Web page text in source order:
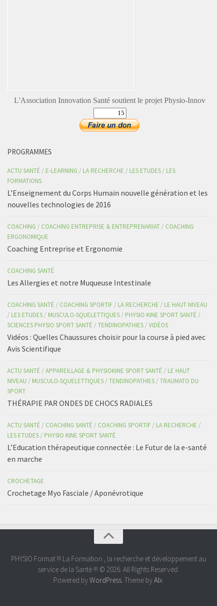
L'Association Innovation Santé soutient le projet Physio-Innov
PROGRAMMES
ACTU SANTÉ / E-LEARNING / LA RECHERCHE / LES ETUDES / LES
FORMATIONS
L’Enseignement du Corps Humain nouvelle génération et les
nouvelles technologies de 2016
COACHING / COACHING ENTREPRISE & ENTREPRENARIAT / COACHING
ERGONOMIQUE
Coaching Entreprise et Ergonomie
COACHING SANTÉ
Les Allergies et notre Muqueuse Intestinale
COACHING SANTÉ / COACHING SPORTIF / LA RECHERCHE / LE HAUT NIVEAU
/ LES ETUDES / MUSCULO-SQUELETTIQUES / PHYSIO KINE SPORT SANTÉ /
SCIENCES PHYSIO SPORT SANTÉ / TENDINOPATHIES / VIDÉOS
Vidéos : Quelles Chaussures choisir pour la course à pied avec
Avis Scientifique
ACTU SANTÉ / APPAREILLAGE & PHYSIOKINE SPORT SANTÉ / LE HAUT
NIVEAU / MUSCULO-SQUELETTIQUES / TENDINOPATHIES / TRAUMATO DU
SPORT
THÉRAPIE PAR ONDES DE CHOCS RADIALES
ACTU SANTÉ / COACHING SANTÉ / COACHING SPORTIF / LA RECHERCHE /
LES ETUDES / PHYSIO KINE SPORT SANTÉ
L’Education thérapeutique connectée : Le Futur de la e-santé
en marche
CROCHETAGE
Crochetage Myo Fasciale / Aponévrotique
PHYSIO Format !!! La Formation , la recherche et développement au
service de la Santé !!! © 2026. All Rights Reserved.
Powered by WordPress . Theme by Alx